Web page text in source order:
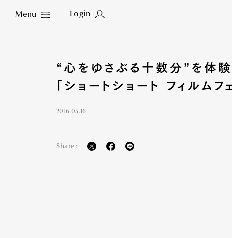
Menu Login
Close
“心をゆさぶる十数分”を体
「ショートショート フィルム
2016.05.16
Share: